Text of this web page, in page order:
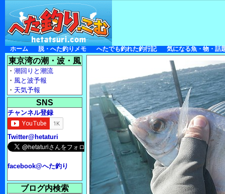
ホーム 脱・へた釣りメモ へたでも釣れた釣行記 気になる魚・物・話
東京湾の潮・波・風
・ 潮回りと潮流
・ 風と波予報
・ 天気予報
SNS
チャンネル登録
Twitter@hetaturi
facebook@へた釣り
ブログ内検索